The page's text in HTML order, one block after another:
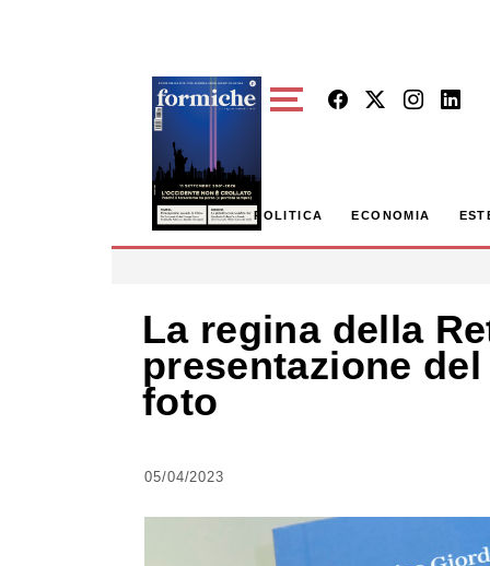
POLITICA ECONOMIA
La regina della
presentazione
foto
05/04/2023